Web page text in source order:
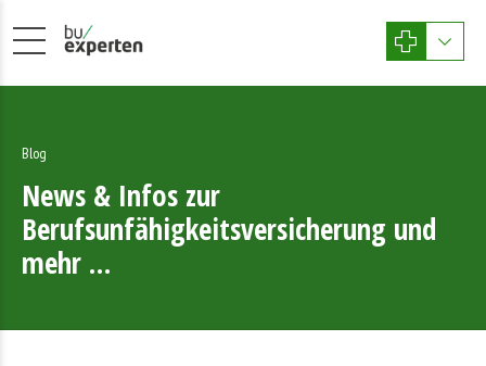
Blog
News & Infos zur
Berufsunfähigkeitsversicherung und
mehr …